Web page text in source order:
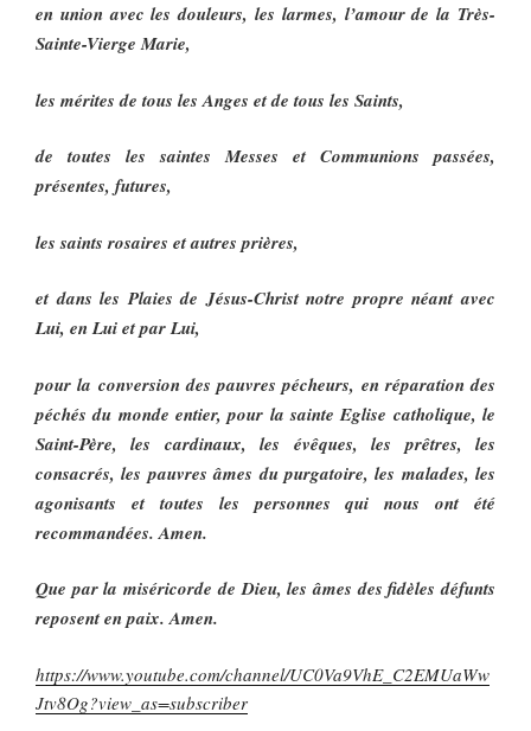
en union avec les douleurs, les larmes, l’amour de la Très-
Sainte-Vierge Marie,
les mérites de tous les Anges et de tous les Saints,
de toutes les saintes Messes et Communions passées,
présentes, futures,
les saints rosaires et autres prières,
et dans les Plaies de Jésus-Christ notre propre néant avec
Lui, en Lui et par Lui,
pour la conversion des pauvres pécheurs, en réparation des
péchés du monde entier, pour la sainte Eglise catholique, le
Saint-Père, les cardinaux, les évêques, les prêtres, les
consacrés, les pauvres âmes du purgatoire, les malades, les
agonisants et toutes les personnes qui nous ont été
recommandées. Amen.
Que par la miséricorde de Dieu, les âmes des fidèles défunts
reposent en paix. Amen.
https://www.youtube.com/channel/UC0Va9VhE_C2EMUaWw
Jtv8Og?view_as=subscriber